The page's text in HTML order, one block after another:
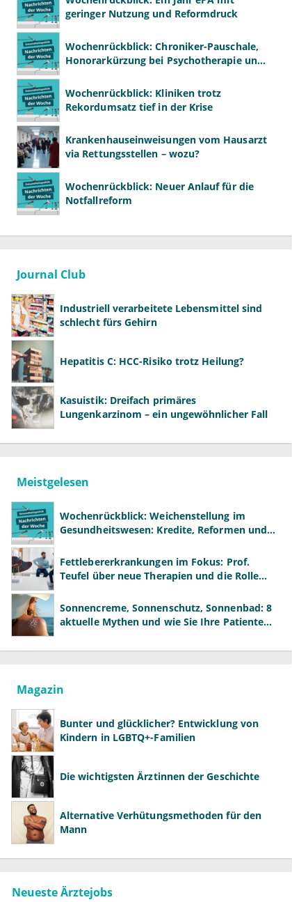
geringer Nutzung und Reformdruck
Wochenrückblick: Chroniker-Pauschale,
Honorarkürzung bei Psychotherapie und
Wochenrückblick: Kliniken trotz
Rekordumsatz tief in der Krise
Krankenhauseinweisungen vom Hausarzt
via Rettungsstellen – wozu?
Wochenrückblick: Neuer Anlauf für die
Notfallreform
Journal Club
Industriell verarbeitete Lebensmittel sind
schlecht fürs Gehirn
Hepatitis C: HCC-Risiko trotz Heilung?
Kasuistik: Dreifach primäres
Lungenkarzinom – ein ungewöhnlicher Fall
Meistgelesen
Wochenrückblick: Weichenstellung im
Gesundheitswesen: Kredite, Reformen und
Fettlebererkrankungen im Fokus: Prof.
Teufel über neue Therapien und die Rolle
Sonnencreme, Sonnenschutz, Sonnenbad: 8
aktuelle Mythen und wie Sie Ihre Patienten
Magazin
Bunter und glücklicher? Entwicklung von
Kindern in LGBTQ+-Familien
Die wichtigsten Ärztinnen der Geschichte
Alternative Verhütungsmethoden für den
Mann
Neueste Ärztejobs